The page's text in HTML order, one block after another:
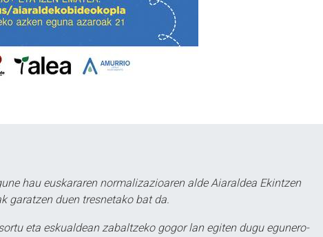
hau euskararen normalizazioaren alde Aiaraldea Ekintzen
garatzen duen tresnetako bat da.
eta eskualdean zabaltzeko gogor lan egiten dugu egunero-